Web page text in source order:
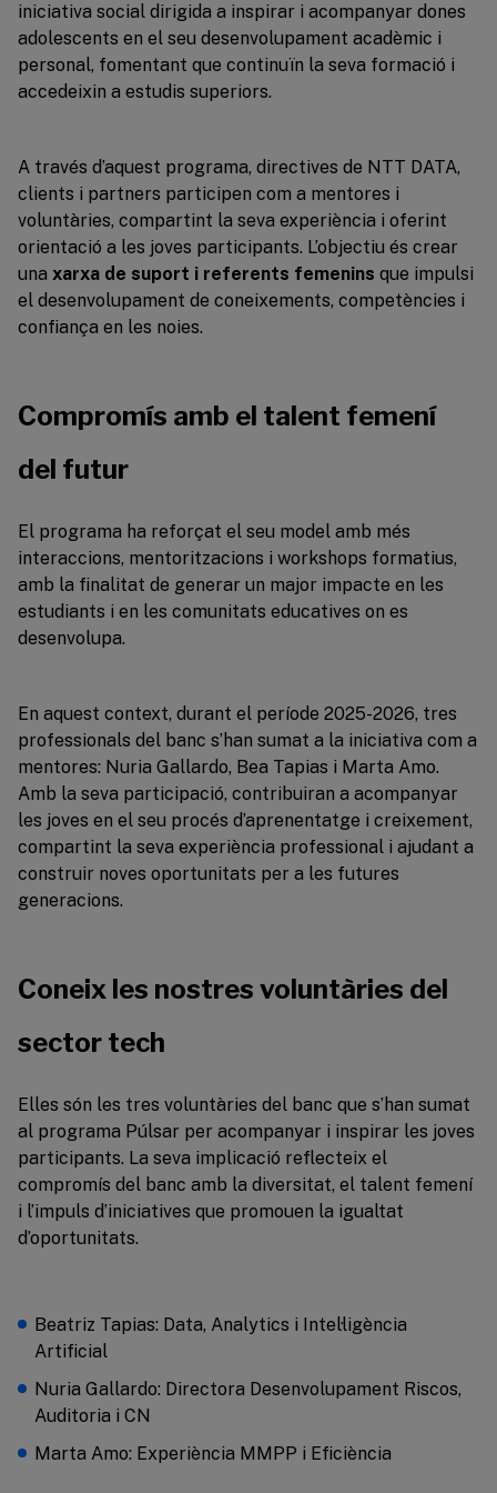
iniciativa social dirigida a inspirar i acompanyar dones
adolescents en el seu desenvolupament acadèmic i
personal, fomentant que continuïn la seva formació i
accedeixin a estudis superiors.
A través d’aquest programa, directives de NTT DATA,
clients i partners participen com a mentores i
voluntàries, compartint la seva experiència i oferint
orientació a les joves participants. L’objectiu és crear
una xarxa de suport i referents femenins que impulsi
el desenvolupament de coneixements, competències i
confiança en les noies.
Compromís amb el talent femení
del futur
El programa ha reforçat el seu model amb més
interaccions, mentoritzacions i workshops formatius,
amb la finalitat de generar un major impacte en les
estudiants i en les comunitats educatives on es
desenvolupa.
En aquest context, durant el període 2025-2026, tres
professionals del banc s’han sumat a la iniciativa com a
mentores: Nuria Gallardo, Bea Tapias i Marta Amo.
Amb la seva participació, contribuiran a acompanyar
les joves en el seu procés d’aprenentatge i creixement,
compartint la seva experiència professional i ajudant a
construir noves oportunitats per a les futures
generacions.
Coneix les nostres voluntàries del
sector tech
Elles són les tres voluntàries del banc que s’han sumat
al programa Púlsar per acompanyar i inspirar les joves
participants. La seva implicació reflecteix el
compromís del banc amb la diversitat, el talent femení
i l’impuls d’iniciatives que promouen la igualtat
d’oportunitats.
Beatriz Tapias: Data, Analytics i Intel·ligència
Artificial
Nuria Gallardo: Directora Desenvolupament Riscos,
Auditoria i CN
Marta Amo: Experiència MMPP i Eficiència